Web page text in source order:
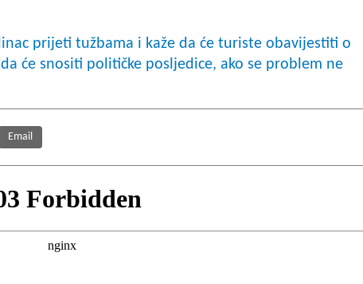
prijeti tužbama i kaže da će turiste obavijestiti o
će snositi političke posljedice, ako se problem ne
Email